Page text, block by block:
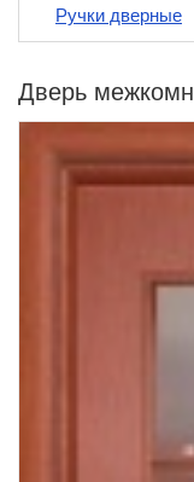
Ручки дверные
Дверь